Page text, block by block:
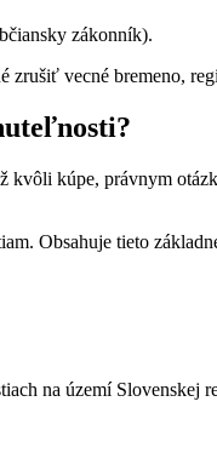
zákonník).
vecné bremeno,
kúpe, právnym
Obsahuje tieto
na území Slovenskej